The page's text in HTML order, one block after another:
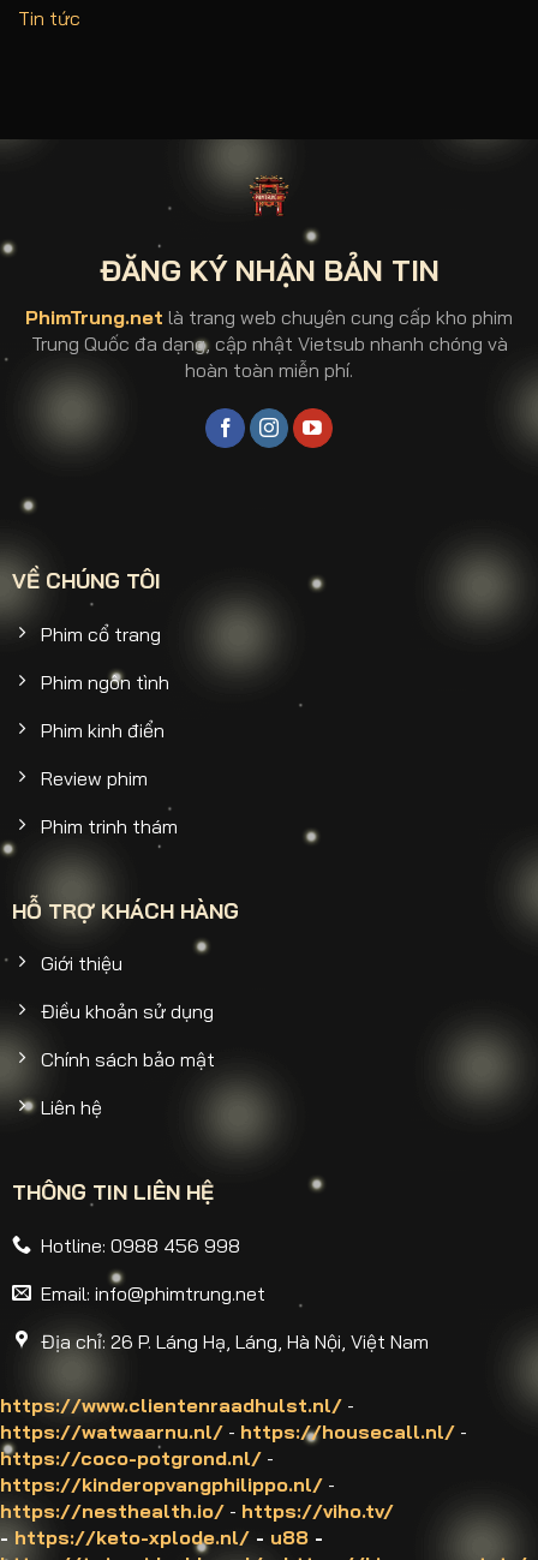
Tin tức
ĐĂNG KÝ NHẬN BẢN TIN
PhimTrung.net là trang web chuyên cung cấp kho phim
Trung Quốc đa dạng, cập nhật Vietsub nhanh chóng và
hoàn toàn miễn phí.
VỀ CHÚNG TÔI
Phim cổ trang
Phim ngôn tình
Phim kinh điển
Review phim
Phim trinh thám
HỖ TRỢ KHÁCH HÀNG
Giới thiệu
Điều khoản sử dụng
Chính sách bảo mật
Liên hệ
THÔNG TIN LIÊN HỆ
Hotline: 0988 456 998
Email: info@phimtrung.net
Địa chỉ: 26 P. Láng Hạ, Láng, Hà Nội, Việt Nam
https://www.clientenraadhulst.nl/ -
https://watwaarnu.nl/ - https://housecall.nl/ -
https://coco-potgrond.nl/ -
https://kinderopvangphilippo.nl/ -
https://nesthealth.io/ - https://viho.tv/
- https://keto-xplode.nl/ - u88 -